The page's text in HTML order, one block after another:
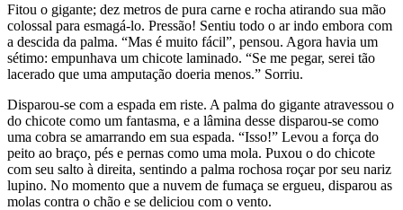
Fitou o gigante; dez metros de pura carne e rocha atirando sua mão
colossal para esmagá-lo. Pressão! Sentiu todo o ar indo embora com
a descida da palma. “Mas é muito fácil”, pensou. Agora havia um
sétimo: empunhava um chicote laminado. “Se me pegar, serei tão
lacerado que uma amputação doeria menos.” Sorriu.
Disparou-se com a espada em riste. A palma do gigante atravessou o
do chicote como um fantasma, e a lâmina desse disparou-se como
uma cobra se amarrando em sua espada. “Isso!” Levou a força do
peito ao braço, pés e pernas como uma mola. Puxou o do chicote
com seu salto à direita, sentindo a palma rochosa roçar por seu nariz
lupino. No momento que a nuvem de fumaça se ergueu, disparou as
molas contra o chão e se deliciou com o vento.